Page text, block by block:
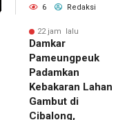
6 Redaksi
22 jam lalu
Damkar
Pameungpeuk
Padamkan
Kebakaran Lahan
Gambut di
Cibalong,